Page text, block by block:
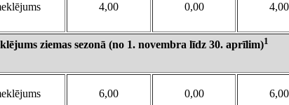
4,00 0,00 4,00
ziemas sezonā (no 1. novembra līdz 30. aprīlim)1
6,00 0,00 6,00